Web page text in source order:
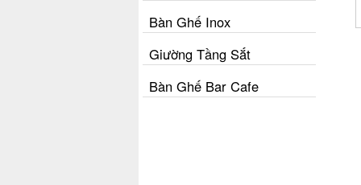
Bàn Ghế Inox
Giường Tầng Sắt
Bàn Ghế Bar Cafe